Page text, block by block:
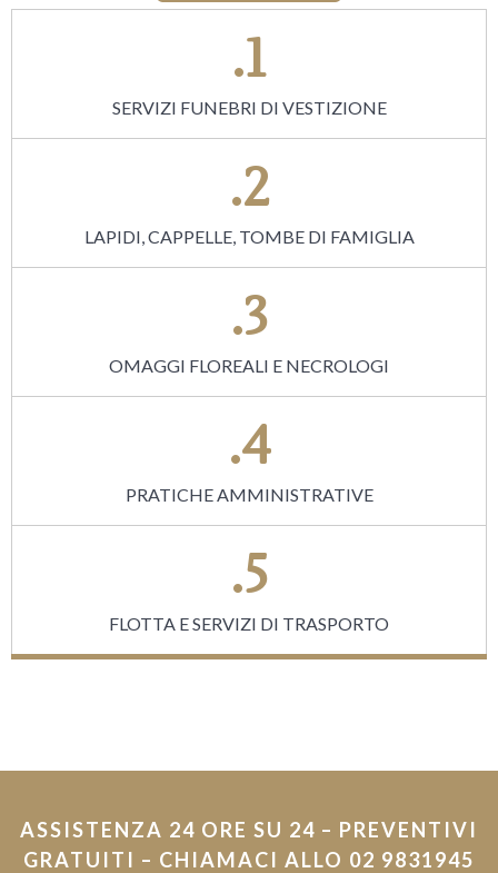
.1
SERVIZI FUNEBRI DI VESTIZIONE
.2
LAPIDI, CAPPELLE, TOMBE DI FAMIGLIA
.3
OMAGGI FLOREALI E NECROLOGI
.4
PRATICHE AMMINISTRATIVE
.5
FLOTTA E SERVIZI DI TRASPORTO
ASSISTENZA 24 ORE SU 24 – PREVENTIVI
GRATUITI – CHIAMACI ALLO 02 9831945